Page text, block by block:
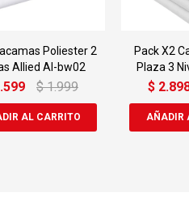
Poliester 2
Allied Al-bw02
$ 1.999
Pack X2
Plaza 3
$